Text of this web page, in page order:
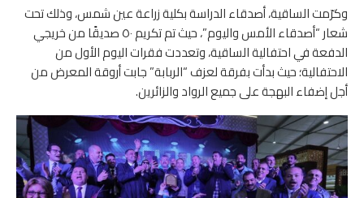
وكرّمت الساقية، أصدقاء الدراسة بكلية زراعة عين شمس، وذلك تحت
شعار “أصدقاء الأمس واليوم”، حيث تم تكريم ٥٠ صديقًا من خريجي
الدفعة في احتفالية الساقية، وتعددت فقرات اليوم الأول من
الاحتفالية؛ حيث بدأت بفرقة لعزف “الربابة” جابت أروقة المعرض من
أجل إضفاء البهجة على جميع الرواد والزائرين.